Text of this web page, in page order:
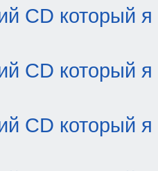
CD который я
CD который я
CD который я